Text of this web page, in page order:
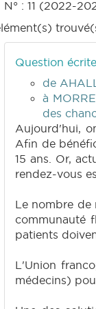
N° : 11 (2022-
Question
de
à
des
Aujourd'hui,
Afin de
15 ans. Or,
rendez-vous
Le nombre de
communauté
patients
L'Union
médecins)